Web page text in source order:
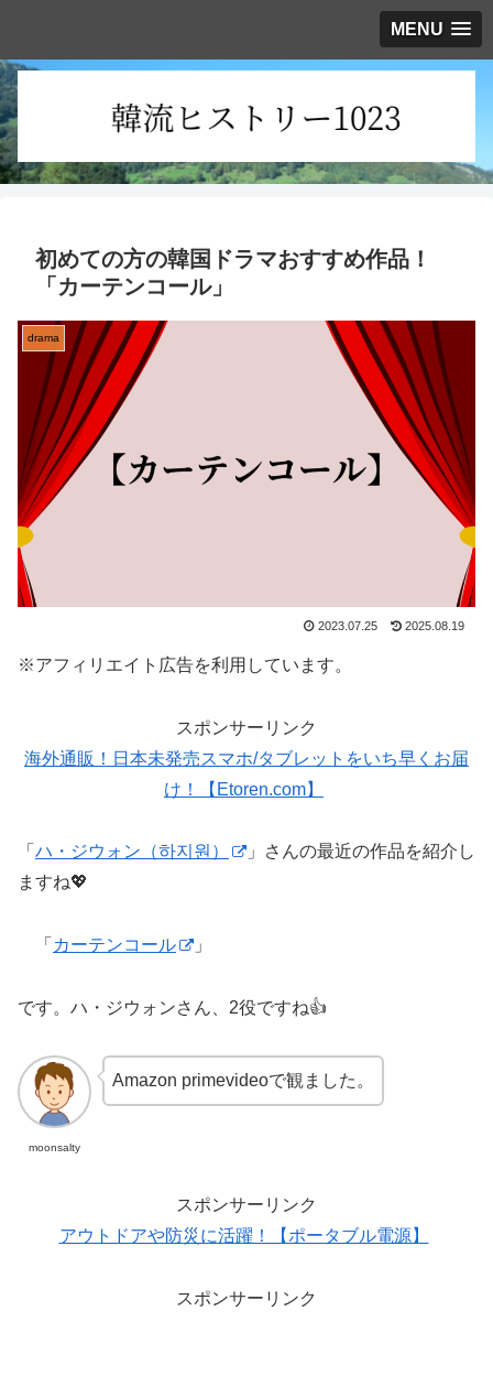
MENU
初めての方の韓国ドラマおすすめ作品！
「カーテンコール」
drama
2023.07.25 2025.08.19
※アフィリエイト広告を利用しています。
スポンサーリンク
海外通販！日本未発売スマホ/タブレットをいち早くお届
け！【Etoren.com】
「 ハ・ジウォン（하지원）
」さんの最近の作品を紹介し
ますね💖
「 カーテンコール 」
です。ハ・ジウォンさん、2役ですね👍
moonsalty
Amazon primevideoで観ました。
スポンサーリンク
アウトドアや防災に活躍！【ポータブル電源】
スポンサーリンク